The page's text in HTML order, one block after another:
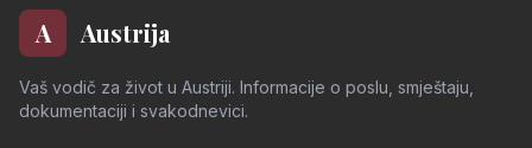
A Austrija
Vaš vodič za život u Austriji. Informacije o poslu, smještaju,
dokumentaciji i svakodnevici.